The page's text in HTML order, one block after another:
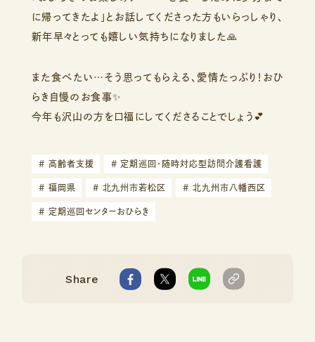
に帰ってきたよ」とお話してくださった方もいらっしゃり、
新年早々とっても嬉しい気持ちになりました🙏
また食べたい…そう思ってもらえる、愛情たっぷり！おひ
らき自慢のお食事✨
今年も沢山の方を口福にしてくださることでしょう💕
# 高齢者支援 # 定期巡回・随時対応型訪問介護看護
# 福岡県 # 北九州市若松区 # 北九州市八幡西区
# 定期巡回センターおひらき
Share